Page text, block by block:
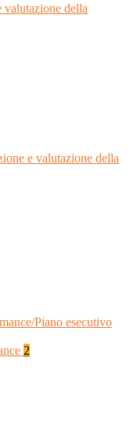
valutazione della
e valutazione della
Piano esecutivo
2